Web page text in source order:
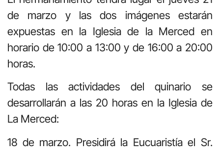
de marzo y las dos imágenes estarán
expuestas en la Iglesia de la Merced en
horario de 10:00 a 13:00 y de 16:00 a 20:00
horas.
Todas las actividades del quinario se
desarrollarán a las 20 horas en la Iglesia de
La Merced:
18 de marzo. Presidirá la Eucuaristía el Sr.